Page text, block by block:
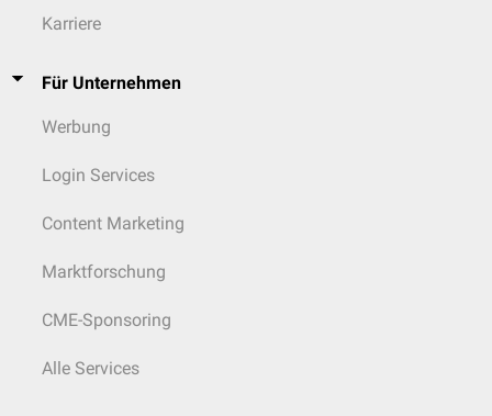
Karriere
Für Unternehmen
Werbung
Login Services
Content Marketing
Marktforschung
CME-Sponsoring
Alle Services